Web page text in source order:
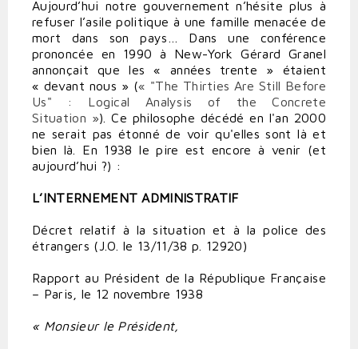
Aujourd’hui notre gouvernement n’hésite plus à
refuser l’asile politique à une famille menacée de
mort dans son pays… Dans une conférence
prononcée en 1990 à New-York Gérard Granel
annonçait que les « années trente » étaient
« devant nous » (« "The Thirties Are Still Before
Us" : Logical Analysis of the Concrete
Situation »). Ce philosophe décédé en l'an 2000
ne serait pas étonné de voir qu'elles sont là et
bien là. En 1938 le pire est encore à venir (et
aujourd’hui ?) :
L’INTERNEMENT ADMINISTRATIF
Décret relatif à la situation et à la police des
étrangers (J.O. le 13/11/38 p. 12920)
Rapport au Président de la République Française
– Paris, le 12 novembre 1938
« Monsieur le Président,